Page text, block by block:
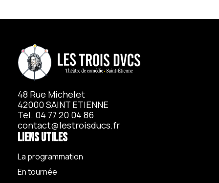
48 Rue Michelet
42000 SAINT ETIENNE
Tel. 04 77 20 04 86
contact@lestroisducs.fr
Liens utiles
La programmation
En tournée